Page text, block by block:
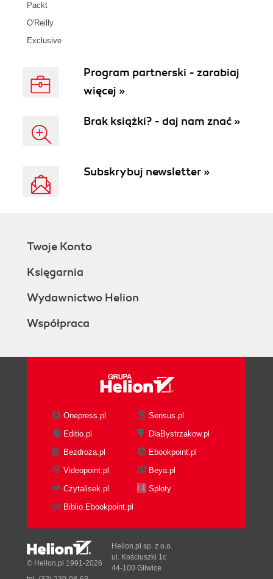
Packt
O'Reilly
Exclusive
Program partnerski - zarabiaj
więcej »
Brak książki? - daj nam znać »
Subskrybuj newsletter »
Twoje Konto
Księgarnia
Wydawnictwo Helion
Współpraca
Onepress.pl
Sensus.pl
Editio.pl
DlaBystrzakow.pl
Bezdroza.pl
Ebookpoint.pl
Videopoint.pl
Beya.pl
Czytalisek.pl
Sploty
Biblio.Ebookpoint.pl
© Helion.pl 1991-2026
Helion.pl sp. z o.o.
ul. Kościuszki 1c
44-100 Gliwice